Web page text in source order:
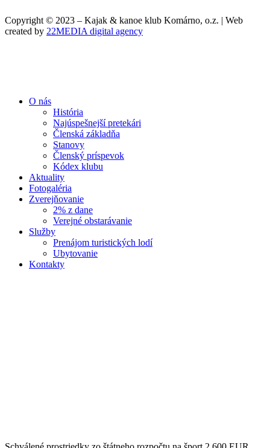
Copyright © 2023 – Kajak & kanoe klub Komárno, o.z. | Web
created by 22MEDIA digital agency
O nás
História
Najúspešnejší pretekári
Členská základňa
Stanovy
Členský príspevok
Kódex klubu
Aktuality
Fotogaléria
Zverejňovanie
2% z dane
Verejné obstarávanie
Služby
Prenájom turistických lodí
Ubytovanie
Kontakty